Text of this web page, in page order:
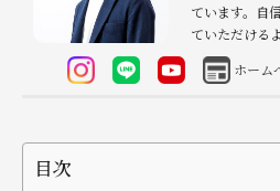
ています。自
ていただける
ホーム
目次